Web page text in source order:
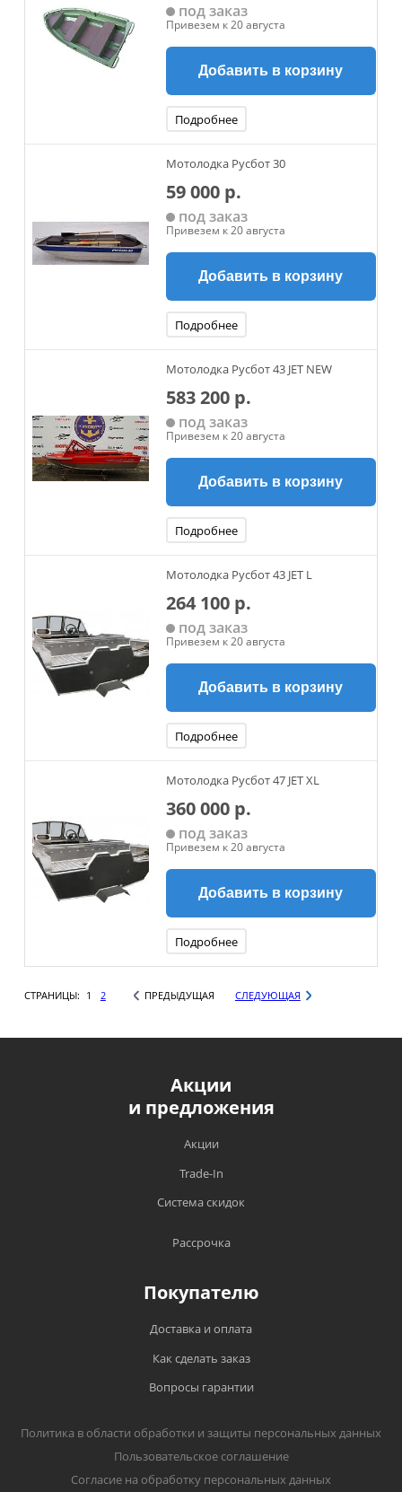
под заказ
Привезем к 20 августа
Добавить в корзину
Подробнее
Мотолодка Русбот 30
59 000 р.
под заказ
Привезем к 20 августа
Добавить в корзину
Подробнее
Мотолодка Русбот 43 JET NEW
583 200 р.
под заказ
Привезем к 20 августа
Добавить в корзину
Подробнее
Мотолодка Русбот 43 JET L
264 100 р.
под заказ
Привезем к 20 августа
Добавить в корзину
Подробнее
Мотолодка Русбот 47 JET XL
360 000 р.
под заказ
Привезем к 20 августа
Добавить в корзину
Подробнее
СТРАНИЦЫ: 1 2 ПРЕДЫДУЩАЯ СЛЕДУЮЩАЯ
Акции
и предложения
Акции
Trade-In
Система скидок
Рассрочка
Покупателю
Доставка и оплата
Как сделать заказ
Вопросы гарантии
Политика в области обработки и защиты персональных данных
Пользовательское соглашение
Согласие на обработку персональных данных